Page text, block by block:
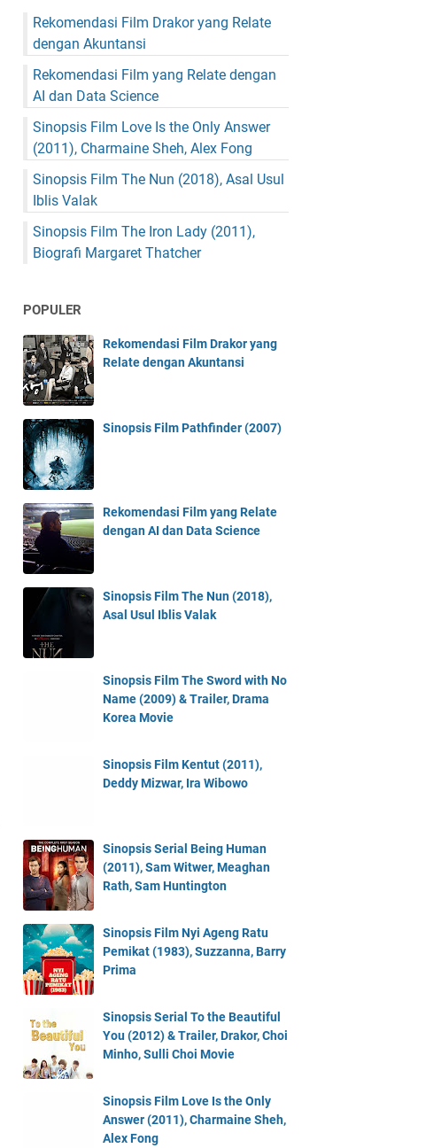
Rekomendasi Film Drakor yang Relate
dengan Akuntansi
Rekomendasi Film yang Relate dengan
AI dan Data Science
Sinopsis Film Love Is the Only Answer
(2011), Charmaine Sheh, Alex Fong
Sinopsis Film The Nun (2018), Asal Usul
Iblis Valak
Sinopsis Film The Iron Lady (2011),
Biografi Margaret Thatcher
POPULER
Rekomendasi Film Drakor yang
Relate dengan Akuntansi
Sinopsis Film Pathfinder (2007)
Rekomendasi Film yang Relate
dengan AI dan Data Science
Sinopsis Film The Nun (2018),
Asal Usul Iblis Valak
Sinopsis Film The Sword with No
Name (2009) & Trailer, Drama
Korea Movie
Sinopsis Film Kentut (2011),
Deddy Mizwar, Ira Wibowo
Sinopsis Serial Being Human
(2011), Sam Witwer, Meaghan
Rath, Sam Huntington
Sinopsis Film Nyi Ageng Ratu
Pemikat (1983), Suzzanna, Barry
Prima
Sinopsis Serial To the Beautiful
You (2012) & Trailer, Drakor, Choi
Minho, Sulli Choi Movie
Sinopsis Film Love Is the Only
Answer (2011), Charmaine Sheh,
Alex Fong